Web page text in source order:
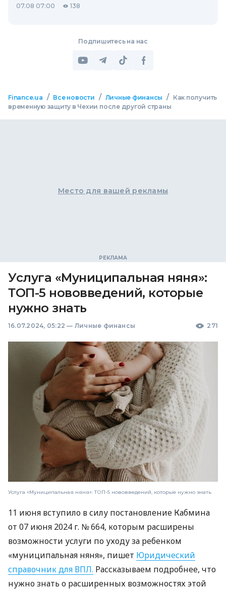
07.08 07:00 138
Подпишитесь на нас
Finance.ua / Все новости / Личные финансы /
Как получить
временную защиту в Чехии после другой страны
Место для вашей рекламы
Услуга «Муниципальная няня»:
ТОП-5 нововведений, которые
нужно знать
16.07.2024, 05:22 — Личные финансы 271
Услуга «Муниципальная няня»: ТОП-5 нововведений, которые нужно знать
11 июня вступило в силу постановление Кабмина
от 07 июня 2024 г. № 664, которым расширены
возможности услуги по уходу за ребенком
«муниципальная няня», пишет Юридический
справочник для ВПЛ. Рассказываем подробнее, что
нужно знать о расширенных возможностях этой